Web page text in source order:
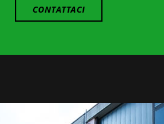
CONTATTACI